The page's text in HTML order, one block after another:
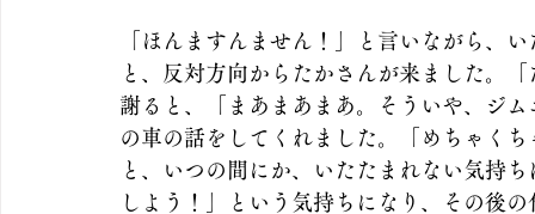
「ほんますんません！」と言いながら、
と、反対方向からたかさんが来ました。
謝ると、「まあまあまあ。そういや、ジ
の車の話をしてくれました。「めちゃく
と、いつの間にか、いたたまれない気持
しよう！」という気持ちになり、その後